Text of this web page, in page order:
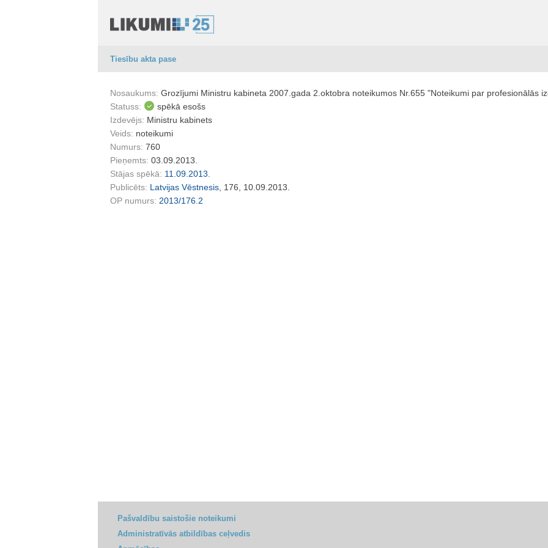
Tiesību akta pase
Nosaukums: Grozījumi Ministru kabineta 2007.gada 2.oktobra noteikumos Nr.655 "Noteikumi par profesionālās
Statuss:
spēkā esošs
Izdevējs: Ministru kabinets
Veids: noteikumi
Numurs: 760
Pieņemts: 03.09.2013.
Stājas spēkā: 11.09.2013.
Publicēts: Latvijas Vēstnesis , 176, 10.09.2013.
OP numurs: 2013/176.2
Pašvaldību saistošie noteikumi
Administratīvās atbildības ceļvedis